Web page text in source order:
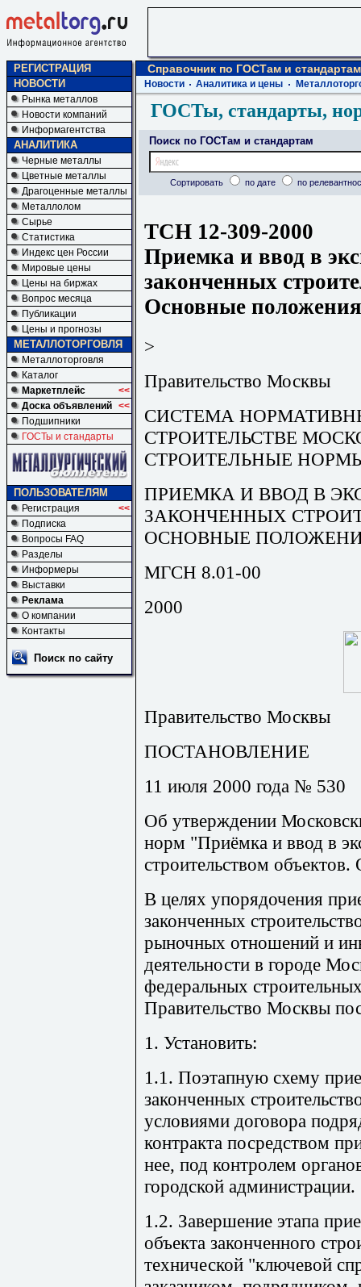
РЕГИСТРАЦИЯ
НОВОСТИ
Рынка металлов
Новости компаний
Информагентства
АНАЛИТИКА
Черные металлы
Цветные металлы
Драгоценные металлы
Металлолом
Сырье
Статистика
Индекс цен России
Мировые цены
Цены на биржах
Вопрос месяца
Публикации
Цены и прогнозы
МЕТАЛЛОТОРГОВЛЯ
Металлоторговля
Каталог
Маркетплейс
<<
Доска объявлений <<
Подшипники
ГОСТы и стандарты
ПОЛЬЗОВАТЕЛЯМ
Регистрация
<<
Подписка
Вопросы FAQ
Разделы
Информеры
Выставки
Реклама
О компании
Контакты
Поиск по сайту
Справочник по ГОСТам и стандартам
Новости Аналитика и цены
ГОСТы, стандарты,
Поиск по ГОСТам и стандартам
Сортировать по дате по
ТСН 12-309-2000
Приемка и ввод в
законченных
Основные
>
Правительство Москвы
СИСТЕМА
СТРОИТЕЛЬСТВЕ
СТРОИТЕЛЬНЫЕ
ПРИЕМКА И ВВОД В
ЗАКОНЧЕННЫХ
ОСНОВНЫЕ
МГСН 8.01-00
2000
Правительство Москвы
ПОСТАНОВЛЕНИЕ
11 июля 2000 года № 530
Об утверждении
норм "Приёмка и ввод в
строительством
В целях упорядочения
законченных
рыночных отношений и
деятельности в городе
федеральных
Правительство Москвы
1. Установить:
1.1. Поэтапную схему
законченных
условиями договора
контракта посредством
нее, под контролем
городской администрации.
1.2. Завершение этапа
объекта законченного
технической "ключевой